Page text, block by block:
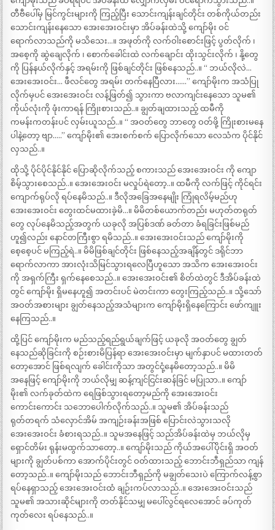
တီဗီပေါ်မှ မြင်ကွင်းများကို ကြည့်ပြီး သောင်းကျန်းချင်တိုင်း တစ်ကိုယ်တည်း
သောင်းကျန်းနေသော အေးအေးဝင်းမှာ အိပ်ခန်းထဲသို့ ကျော်မိုး ဝင်
ရောက်လာသည်ကို မသိသေး…။ အဖုတ်ကို လက်ဝါးစောင်းဖြင့် ပွတ်လိုက် ၊
အစေ့ကို ဆွဲချေလိုက် ၊ စောက်ခေါင်းထဲ လက်ချောင်း ထိုးသွင်းလိုက် ၊ နို့တွေ
ကို ပြန်နယ်လိုက်နှင့် အရမ်းကို ဖြစ်ချင်တိုင်း ဖြစ်နေသည်..။ “ ဘယ်လိုလဲ…
အေးအေးဝင်း… ဖီလင်တွေ အရမ်း တက်နေပြီလား……” ကျော်မိုးက အသံပြု
လိုက်မှပင် အေးအေးဝင်း လန့်ဖြတ်၍ သွားကာ ဗလာကျင်းနေသော သူမ၏
ကိုယ်လုံးကို ဖုံးကာရန် ကြိုးစားသည်..။ ချွတ်ချထားသည့် ထမီကို
ကမန်းကတန်းပင် လှမ်းယူသည်..။ “ အဝတ်တွေ ဘာတွေ ဝတ်ဖို့ ကြိုးစားမနေ
ပါနဲ့တော့ ဗျာ…..” ကျော်မိုး၏ အေးစက်စက် ပြောလိုက်သော လေသံက ပိုင်နိုင်
လှသည်..။
ထိုသို့ ပိုင်ပိုင်နိုင်နိုင် ပြောဆိုလိုက်သည့် စကားသည် အေးအေးဝင်း ကို ကျော
စိမ့်သွားစေသည်..။ အေးအေးဝင်း မလှုပ်ရဲတော့..။ ထမီကို လက်ဖြင့် ကိုင်ရင်း
ကျောက်ရုပ်လို ရပ်နေမိသည်..။ ဒီလိုအခြေအနေမျိုး ကြုံရလိမ့်မည်ဟု
အေးအေးဝင်း တွေးထင်မထားခဲ့မိ…။ မိမိတစ်ယောက်တည်း မဟုတ်တရုတ်
တွေ လုပ်နေမိသည့်အတွက် ယခုလို အပြစ်ဒဏ် ခတ်တာ ခံရခြင်းဖြစ်မည်
ဟူ၍လည်း နောင်တကြီးစွာ ရမိသည်..။ အေးအေးဝင်းသည် ကျော်မိုးကို
စေ့စေ့ပင် မကြည့်ရဲ..။ မိမိဖြစ်ချင်တိုင်း ဖြစ်နေသည့်အချိန်တွင် ဒရိုင်ဘာ
ရောက်လာကာ အားလုံးသိမြင်သွားရလေပြီဟူသော အသိက အေးအေးဝင်း
ကို အရှက်ကြီး ရှက်နေစေသည်..။ အေးအေးဝင်း၏ စိတ်ထဲတွင် ဒီအိပ်ခန်းထဲ
တွင် ကျော်မိုး ရှိမနေဟူ၍ အတင်းပင် မဲတင်းကာ တွေးကြည့်သည်..။ သို့သော်
အဝတ်အစားများ ချွတ်နေသည့်အသံများက ကျော်မိုးရှိနေကြောင်း ဖော်ကျူး
နေကြသည်..။
ထို့ပြင် ကျော်မိုးက မည်သည့်ရည်ရွယ်ချက်ဖြင့် ယခုလို အဝတ်တွေ ချွတ်
နေသည်ဆိုခြင်းကို စဉ်းစားမိပြန်ရာ အေးအေးဝင်းမှာ မျက်နှာပင် မထားတတ်
တော့အောင် ဖြစ်ရလျက် ခေါင်းကိုသာ အတွင်ငုံ့နေမိတော့သည်..။ မိမိ
အနေဖြင့် ကျော်မိုးကို ဘယ်လိုမျှ ဆန့်ကျင်ငြင်းဆန်ခြင် မပြုသာ..။ ကျော်
မိုး၏ လက်ခုတ်ထဲက ရေဖြစ်သွားရတော့မည်ကို အေးအေးဝင်း
ကောင်းကောင်း သဘောပေါက်လိုက်သည်..။ သူမ၏ အိပ်ခန်းသည်
ရုတ်တရက် သံလှောင်အိမ် အကျဉ်းခန်းအဖြစ် ပြောင်းလဲသွားသလို
အေးအေးဝင်း ခံစားရသည်..။ သူမအနေဖြင့် သည်အိပ်ခန်းထဲမှ ဘယ်လိုမှ
ရှောင်တိမ်း ရုန်းမထွက်သာတော့..။ ကျော်မိုးသည် ကိုယ်အပေါ်ပိုင်းရှိ အဝတ်
များကို ချွတ်ပစ်ကာ အောက်ပိုင်းတွင် ဝတ်ထားသည့် ဘောင်းဘီရှည်သာ ကျန်
တော့သည်..။ ကျော်မိုးသည် ဘောင်းဘီရှည်ကို မချွတ်သေးပဲ ကြောက်လန့်စွာ
ရပ်နေရှာသည့် အေးအေးဝင်းထံ ချဉ်းကပ်လာသည်..။ အေးအေးဝင်းသည်
သူမ၏ အသားဆိုင်များကို တတ်နိုင်သမျှ မပေါ်လွင်ရလေအောင် ခပ်ကုတ်
ကုတ်လေး ရပ်နေသည်..။